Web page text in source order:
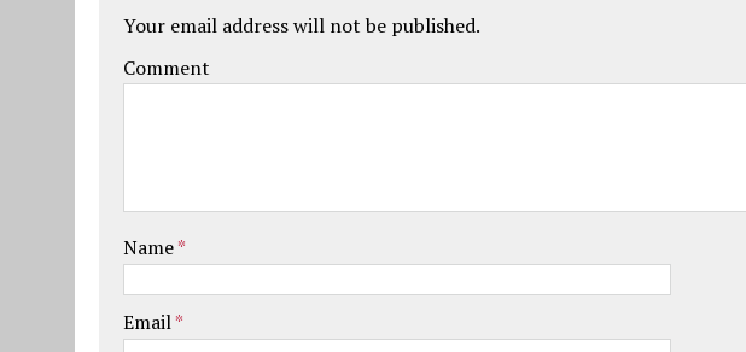
Your email address will not be published.
Comment
Name*
Email*